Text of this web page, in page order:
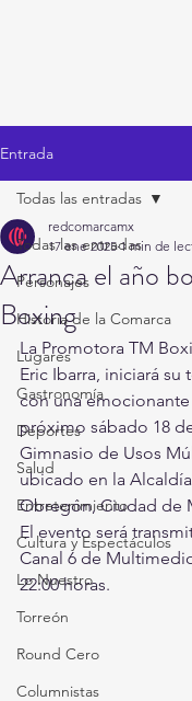
Entrada
Todas las entradas
Personajes
Historia de la Comarca
Lugares
Gastronomía
Deportes
Salud
Entretenimiento
Cultura y Espectáculos
Lo Nuestro
Torreón
Round Cero
Columnistas
Todas las entradas
Arranca el año
Boxing
redcomarcamx
17 ene 2025 1 min de
La Promotora TM
Eric Ibarra, iniciará su
con una
próximo sábado 18
Gimnasio de Usos
ubicado en la
Obregón, Ciudad de
El evento será
Canal 6 de
22:00 horas.